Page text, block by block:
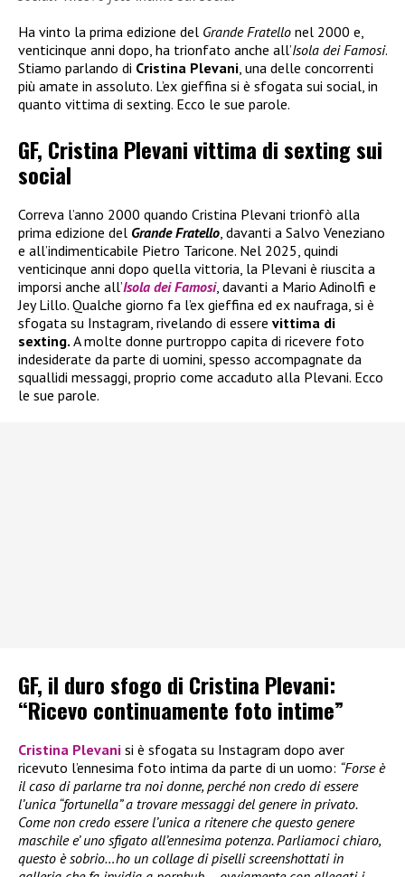
Ha vinto la prima edizione del Grande Fratello nel 2000 e,
venticinque anni dopo, ha trionfato anche all’Isola dei Famosi.
Stiamo parlando di Cristina Plevani , una delle concorrenti
più amate in assoluto. L’ex gieffina si è sfogata sui social, in
quanto vittima di sexting. Ecco le sue parole.
GF, Cristina Plevani vittima di sexting sui
social
Correva l’anno 2000 quando Cristina Plevani trionfò alla
prima edizione del Grande Fratello , davanti a Salvo Veneziano
e all’indimenticabile Pietro Taricone. Nel 2025, quindi
venticinque anni dopo quella vittoria, la Plevani è riuscita a
imporsi anche all’Isola dei Famosi, davanti a Mario Adinolfi e
Jey Lillo. Qualche giorno fa l’ex gieffina ed ex naufraga, si è
sfogata su Instagram, rivelando di essere vittima di
sexting. A molte donne purtroppo capita di ricevere foto
indesiderate da parte di uomini, spesso accompagnate da
squallidi messaggi, proprio come accaduto alla Plevani. Ecco
le sue parole.
GF, il duro sfogo di Cristina Plevani:
“Ricevo continuamente foto intime”
Cristina Plevani si è sfogata su Instagram dopo aver
ricevuto l’ennesima foto intima da parte di un uomo: “Forse è
il caso di parlarne tra noi donne, perché non credo di essere
l’unica “fortunella” a trovare messaggi del genere in privato.
Come non credo essere l’unica a ritenere che questo genere
maschile e’ uno sfigato all’ennesima potenza. Parliamoci chiaro,
questo è sobrio…ho un collage di piselli screenshottati in